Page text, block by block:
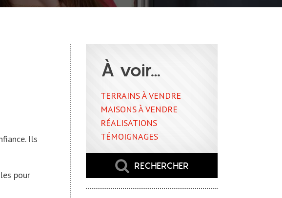
Ils
pour
À voir…
TERRAINS À VENDRE
MAISONS À VENDRE
RÉALISATIONS
TÉMOIGNAGES
RECHERCHER